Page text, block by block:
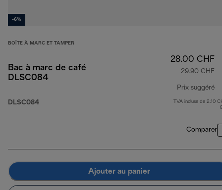
-6%
BOÎTE À MARC ET TAMPER
Bac à marc de café
DLSC084
DLSC084
28.00 CHF
29.90 CHF
Prix suggéré
TVA incluse de 2.10
Comparer
Ajouter au panier